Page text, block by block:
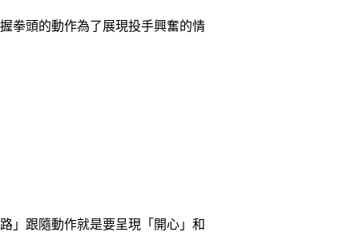
拳頭的動作為了展現投手興奮的情
」跟隨動作就是要呈現「開心」和